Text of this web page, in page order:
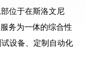
位于在斯洛文尼
务为一体的综合性
设备、定制自动化